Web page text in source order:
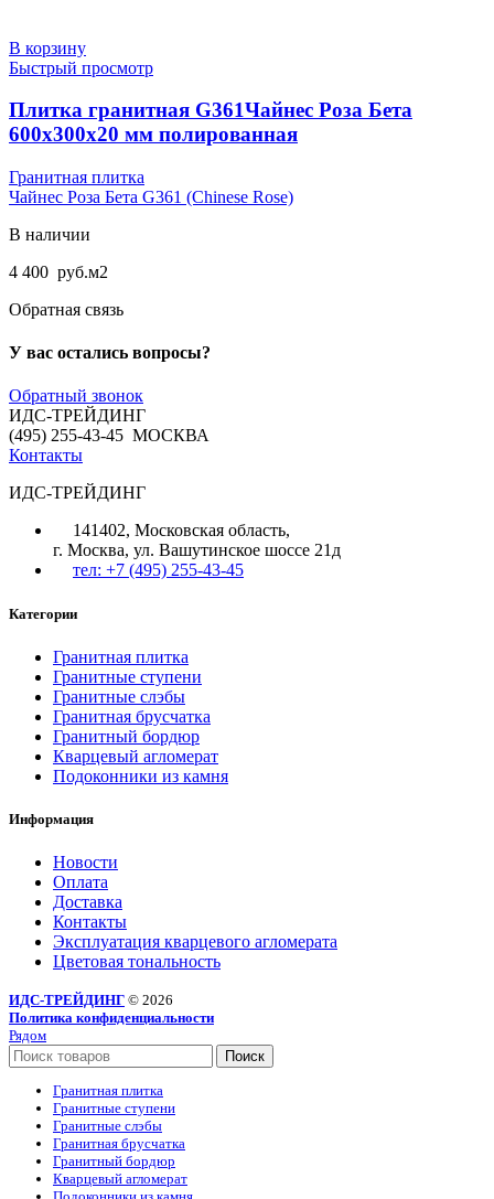
В корзину
Быстрый просмотр
Плитка гранитная G361Чайнес Роза Бета
600x300x20 мм полированная
Гранитная плитка
Чайнес Роза Бета G361 (Chinese Rose)
В наличии
4 400 руб.м2
Обратная связь
У вас остались вопросы?
Обратный звонок
ИДС-ТРЕЙДИНГ
(495) 255-43-45 МОСКВА
Контакты
ИДС-ТРЕЙДИНГ
141402, Московская область,
г. Москва, ул. Вашутинское шоссе 21д
тел: +7 (495) 255-43-45
Категории
Гранитная плитка
Гранитные ступени
Гранитные слэбы
Гранитная брусчатка
Гранитный бордюр
Кварцевый агломерат
Подоконники из камня
Информация
Новости
Оплата
Доставка
Контакты
Эксплуатация кварцевого агломерата
Цветовая тональность
ИДС-ТРЕЙДИНГ © 2026
Политика конфиденциальности
Рядом
Поиск
Гранитная плитка
Гранитные ступени
Гранитные слэбы
Гранитная брусчатка
Гранитный бордюр
Кварцевый агломерат